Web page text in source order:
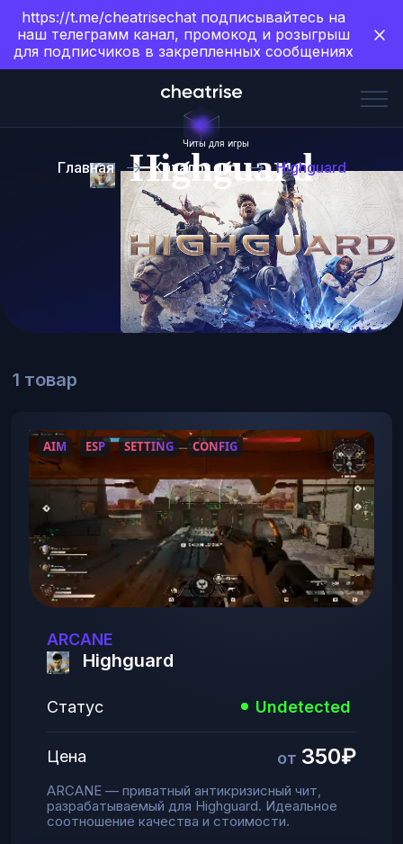
https://t.me/cheatrisechat подписывайтесь на
наш телеграмм канал, промокод и розыгрыш
для подписчиков в закрепленных сообщениях
Главная Каталог игр Highguard
Читы для игры
Highguard
1 товар
AIM ESP SETTING CONFIG
ARCANE
Highguard
Статус Undetected
Цена от 350₽
ARCANE — приватный антикризисный чит,
разрабатываемый для Highguard. Идеальное
соотношение качества и стоимости.